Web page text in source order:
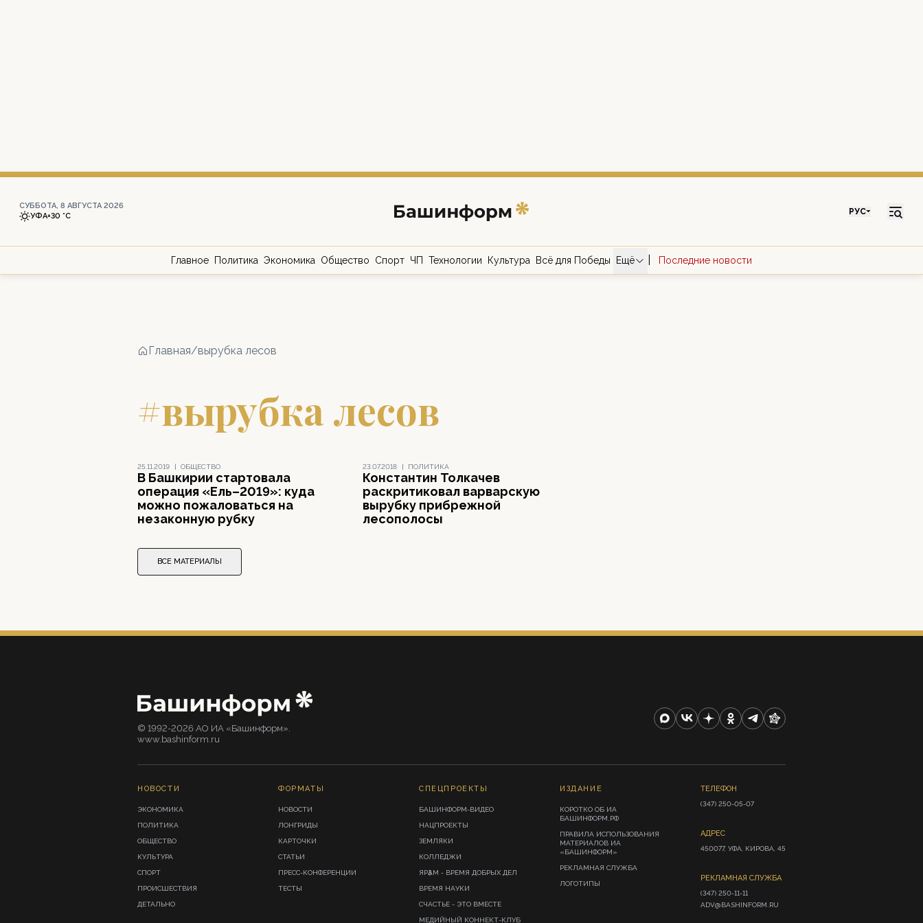
СУББОТА, 8 АВГУСТА 2026
УФА+30 °С РУС
Главное Политика Экономика Общество Спорт ЧП Технологии Культура Всё для Победы Ещё Последние новости
Главная/вырубка лесов
#вырубка лесов
25.11.2019 | ОБЩЕСТВО
В Башкирии стартовала
операция «Ель–2019»: куда
можно пожаловаться на
незаконную рубку
23.07.2018 | ПОЛИТИКА
Константин Толкачев
раскритиковал варварскую
вырубку прибрежной
лесополосы
ВСЕ МАТЕРИАЛЫ
© 1992-2026 АО ИА «Башинформ».
www.bashinform.ru
НОВОСТИ
ЭКОНОМИКА
ПОЛИТИКА
ОБЩЕСТВО
КУЛЬТУРА
СПОРТ
ПРОИСШЕСТВИЯ
ДЕТАЛЬНО
ФОРМАТЫ
НОВОСТИ
ЛОНГРИДЫ
КАРТОЧКИ
СТАТЬИ
ПРЕСС-КОНФЕРЕНЦИИ
ТЕСТЫ
СПЕЦПРОЕКТЫ
БАШИНФОРМ-ВИДЕО
НАЦПРОЕКТЫ
ЗЕМЛЯКИ
КОЛЛЕДЖИ
ЯРҘАМ - ВРЕМЯ ДОБРЫХ ДЕЛ
ВРЕМЯ НАУКИ
СЧАСТЬЕ - ЭТО ВМЕСТЕ
МЕДИЙНЫЙ КОННЕКТ-КЛУБ
ИЗДАНИЕ
КОРОТКО ОБ ИА
БАШИНФОРМ.РФ
ПРАВИЛА ИСПОЛЬЗОВАНИЯ
МАТЕРИАЛОВ ИА
«БАШИНФОРМ»
РЕКЛАМНАЯ СЛУЖБА
ЛОГОТИПЫ
ТЕЛЕФОН
(347) 250-05-07
АДРЕС
450077, УФА, КИРОВА, 45
РЕКЛАМНАЯ СЛУЖБА
(347) 250-11-11
ADV@BASHINFORM.RU